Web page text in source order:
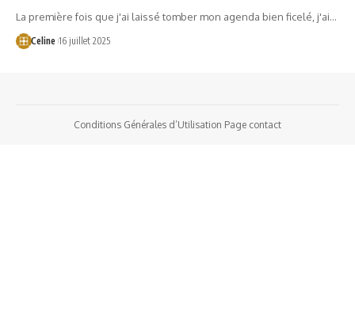
La première fois que j'ai laissé tomber mon agenda bien ficelé, j'ai…
Celine 16 juillet 2025
Conditions Générales d’Utilisation Page contact